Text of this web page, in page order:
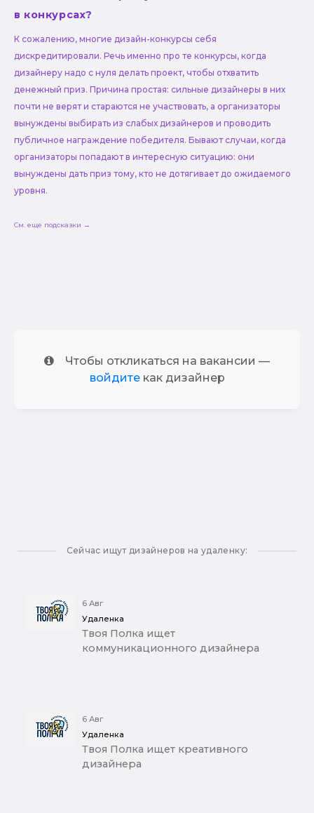
в конкурсах?
К сожалению, многие дизайн-конкурсы себя
дискредитировали. Речь именно про те конкурсы, когда
дизайнеру надо с нуля делать проект, чтобы отхватить
денежный приз. Причина простая: сильные дизайнеры в них
почти не верят и стараются не участвовать, а организаторы
вынуждены выбирать из слабых дизайнеров и проводить
публичное награждение победителя. Бывают случаи, когда
организаторы попадают в интересную ситуацию: они
вынуждены дать приз тому, кто не дотягивает до ожидаемого
уровня.
См. еще подсказки →
Чтобы откликаться на вакансии —
войдитекак дизайнер
Сейчас ищут дизайнеров на удаленку:
6 Авг
Удаленка
Твоя Полка ищет
коммуникационного дизайнера
6 Авг
Удаленка
Твоя Полка ищет креативного
дизайнера